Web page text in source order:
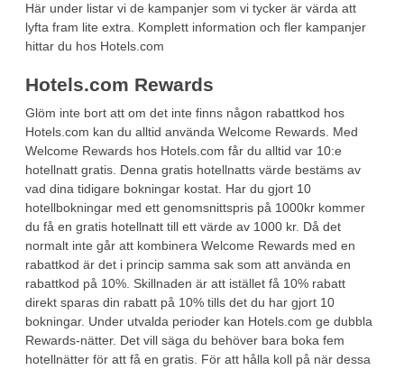
Här under listar vi de kampanjer som vi tycker är värda att
lyfta fram lite extra. Komplett information och fler kampanjer
hittar du hos Hotels.com
Hotels.com Rewards
Glöm inte bort att om det inte finns någon rabattkod hos
Hotels.com kan du alltid använda Welcome Rewards. Med
Welcome Rewards hos Hotels.com får du alltid var 10:e
hotellnatt gratis. Denna gratis hotellnatts värde bestäms av
vad dina tidigare bokningar kostat. Har du gjort 10
hotellbokningar med ett genomsnittspris på 1000kr kommer
du få en gratis hotellnatt till ett värde av 1000 kr. Då det
normalt inte går att kombinera Welcome Rewards med en
rabattkod är det i princip samma sak som att använda en
rabattkod på 10%. Skillnaden är att istället få 10% rabatt
direkt sparas din rabatt på 10% tills det du har gjort 10
bokningar. Under utvalda perioder kan Hotels.com ge dubbla
Rewards-nätter. Det vill säga du behöver bara boka fem
hotellnätter för att få en gratis. För att hålla koll på när dessa